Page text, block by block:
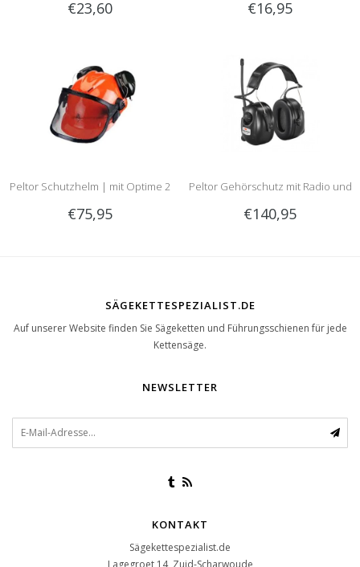
| Montage mit Bolze | Passt 95
€23,60 Schärfen im Wald!
€16,95
Peltor Schutzhelm | mit Optime 2
Gehörschutz und Visier
€75,95
Peltor Gehörschutz mit Radio und
AUX-Anschluss
€140,95
SÄGEKETTESPEZIALIST.DE
Auf unserer Website finden Sie Sägeketten und Führungsschienen für jede
Kettensäge.
NEWSLETTER
KONTAKT
Sägekettespezialist.de